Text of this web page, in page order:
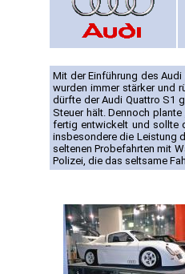
Mit der Einführung des
wurden immer stärker und
dürfte der Audi Quattro S1
Steuer hält. Dennoch plante
fertig entwickelt und sollte
insbesondere die Leistung
seltenen Probefahrten mit
Polizei, die das seltsame